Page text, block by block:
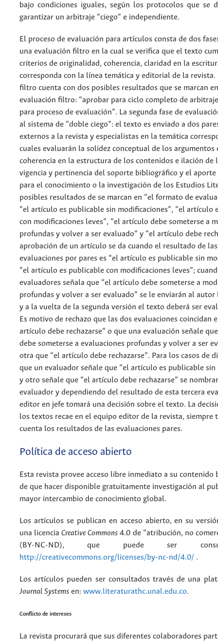
bajo condiciones iguales, según los protocolos que se
garantizar un arbitraje “ciego” e independiente.
El proceso de evaluación para artículos consta de dos
una evaluación filtro en la cual se verifica que el texto
criterios de originalidad, coherencia, claridad en la
corresponda con la línea temática y editorial de la revista.
filtro cuenta con dos posibles resultados que se marcan
evaluación filtro: “aprobar para ciclo completo de
para proceso de evaluación”. La segunda fase de
al sistema de “doble ciego”: el texto es enviado a dos
externos a la revista y especialistas en la temática
cuales evaluarán la solidez conceptual de los argumentos
coherencia en la estructura de los contenidos e ilación de
vigencia y pertinencia del soporte bibliográfico y el aporte
para el conocimiento o la investigación de los Estudios
posibles resultados de se marcan en “el formato de
“el artículo es publicable sin modificaciones”, “el artículo
con modificaciones leves”, “el artículo debe someterse a
profundas y volver a ser evaluado” y “el artículo debe
aprobación de un artículo se da cuando el resultado de
evaluaciones por pares es “el artículo es publicable sin
“el artículo es publicable con modificaciones leves”;
evaluadores señala que “el artículo debe someterse a
profundas y volver a ser evaluado” se le enviarán al autor
y a la vuelta de la segunda versión el texto deberá ser
Es motivo de rechazo que las dos evaluaciones coincidan
artículo debe rechazarse” o que una evaluación señale
debe someterse a evaluaciones profundas y volver a ser
otra que “el artículo debe rechazarse”. Para los casos de
que un evaluador señale que “el artículo es publicable sin
y otro señale que “el artículo debe rechazarse” se
evaluador y dependiendo del resultado de esta tercera
editor en jefe tomará una decisión sobre el texto. La
los textos recae en el equipo editor de la revista, siempre
cuenta los resultados de las evaluaciones pares.
Política de acceso abierto
Esta revista provee acceso libre inmediato a su contenido
de que hacer disponible gratuitamente investigación al
mayor intercambio de conocimiento global.
Los artículos se publican en acceso abierto, en su
una licenciaCreative Commons 4.0 de “atribución, no
(BY-NC-ND), que puede ser
http://creativecommons.org/licenses/by-nc-nd/4.0/ .
Los artículos pueden ser consultados través de una
Journal Systems en: www.literaturathc.unal.edu.co.
Conflicto de intereses
La revista procurará que sus diferentes colaboradores